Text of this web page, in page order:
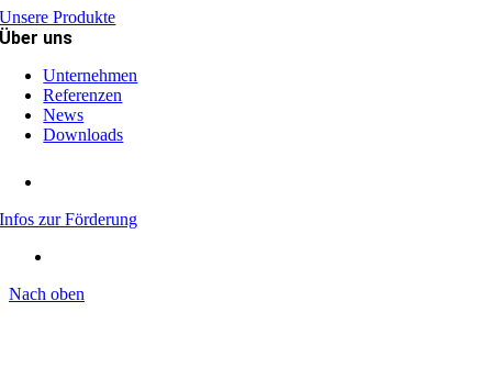
Unsere Produkte
Über uns
Unternehmen
Referenzen
News
Downloads
Infos zur Förderung
Nach oben